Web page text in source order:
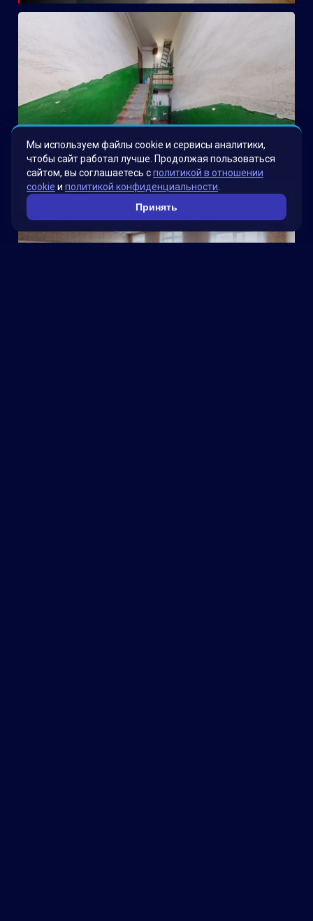
Электроводная
Мы используем файлы cookie и сервисы аналитики,
чтобы сайт работал лучше. Продолжая пользоваться
сайтом, вы соглашаетесь сполитикой в отношении
cookie и политикой конфиденциальности
Принять